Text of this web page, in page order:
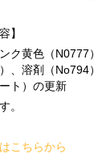
】
ンク黄色（
）、溶剤（
ト）の更新
。
こちらから